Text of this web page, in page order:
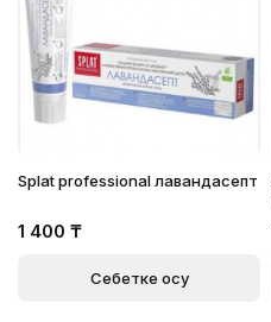
Splat professional лавандасепт
1 400 ₸
Себетке қосу